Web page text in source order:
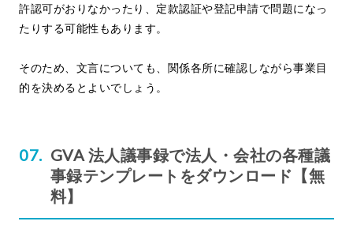
許認可がおりなかったり、定款認証や登記申請で問題になっ
たりする可能性もあります。
そのため、文言についても、関係各所に確認しながら事業目
的を決めるとよいでしょう。
GVA 法人議事録で法人・会社の各種議
事録テンプレートをダウンロード【無
料】